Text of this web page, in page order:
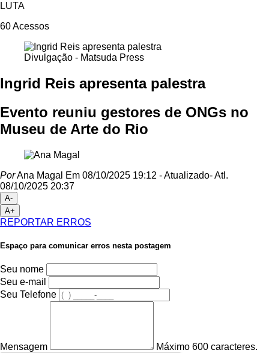
LUTA
60Acessos
Divulgação - Matsuda Press
Ingrid Reis apresenta palestra
Evento reuniu gestores de ONGs no
Museu de Arte do Rio
PorAna Magal Em 08/10/2025 19:12 - Atualizado- Atl.
08/10/2025 20:37
A-
A+
REPORTAR ERROS
Espaço para comunicar erros nesta postagem
Seu nome
Seu e-mail
Seu Telefone
Mensagem Máximo 600 caracteres.